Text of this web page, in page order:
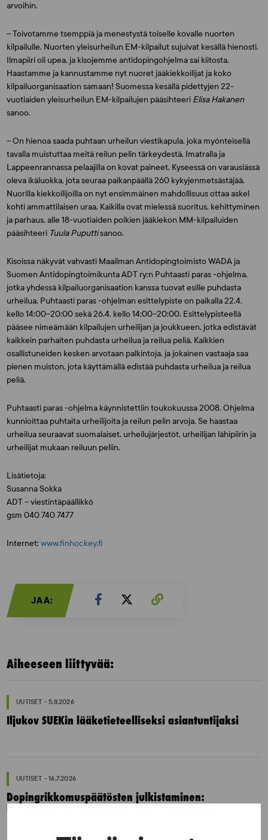
arvoihin.
– Toivotamme tsemppiä ja menestystä toiselle kovalle nuorten
kilpailulle. Nuorten yleisurheilun EM-kilpailut sujuivat kesällä hienosti.
Ilmapiiri oli upea, ja kisojemme antidopingohjelma sai kiitosta.
Haastamme ja kannustamme nyt nuoret jääkiekkoilijat ja koko
kilpailuorganisaation samaan! Suomessa kesällä pidettyjen 22-
vuotiaiden yleisurheilun EM-kilpailujen pääsihteeri Elisa Hakanen
sanoo.
– On hienoa saada puhtaan urheilun viestikapula, joka myönteisellä
tavalla muistuttaa meitä reilun pelin tärkeydestä. Imatralla ja
Lappeenrannassa pelaajilla on kovat paineet. Kyseessä on varausiässä
oleva ikäluokka, jota seuraa paikanpäällä 260 kykyjenmetsästäjää.
Nuorilla kiekkoilijoilla on nyt ensimmäinen mahdollisuus ottaa askel
kohti ammattilaisen uraa. Kaikilla ovat mielessä suoritus, kehittyminen
ja parhaus, alle 18-vuotiaiden poikien jääkiekon MM-kilpailuiden
pääsihteeri Tuula Puputtisanoo.
Kisoissa näkyvät vahvasti Maailman Antidopingtoimisto WADA ja
Suomen Antidopingtoimikunta ADT ry:n Puhtaasti paras -ohjelma,
jotka yhdessä kilpailuorganisaation kanssa tuovat esille puhdasta
urheilua. Puhtaasti paras -ohjelman esittelypiste on paikalla 22.4.
kello 14:00–20:00 sekä 26.4. kello 14:00–20:00. Esittelypisteellä
pääsee nimeämään kilpailujen urheilijan ja joukkueen, jotka edistävät
kaikkein parhaiten puhdasta urheilua ja reilua peliä. Kaikkien
osallistuneiden kesken arvotaan palkintoja, ja jokainen vastaaja saa
pienen muiston, jota käyttämällä edistää puhdasta urheilua ja reilua
peliä.
Puhtaasti paras -ohjelma käynnistettiin toukokuussa 2008. Ohjelma
kunnioittaa puhtaita urheilijoita ja reilun pelin arvoja. Se haastaa
urheilua seuraavat suomalaiset, urheilujärjestöt, urheilijan lähipiirin ja
urheilijat mukaan reiluun peliin.
Lisätietoja:
Susanna Sokka
ADT – viestintäpäällikkö
gsm 040 740 7477
Internet:www.finhockey.fi
JAA:
Aiheeseen liittyvää:
UUTISET - 5.8.2026
Iljukov SUEKin lääketieteelliseksi asiantuntijaksi
UUTISET - 16.7.2026
Dopingrikkomuspäätösten julkistaminen:
kysymyksiä ja vastauksia EUT:n ratkaisusta